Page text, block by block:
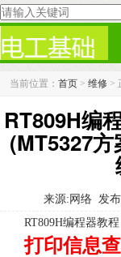
当前位置： 首页 > 维修 >
RT809H编
(MT5327
来源:网络 发
RT809H编程器教
打印信息